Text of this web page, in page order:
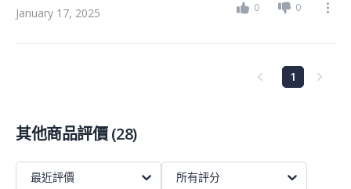
January 17, 2025 0 0
1
其他商品評價(28)
最近評價 所有評分